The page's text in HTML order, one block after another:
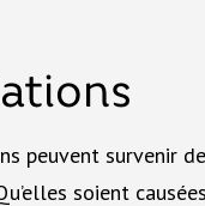
peuvent survenir
soient